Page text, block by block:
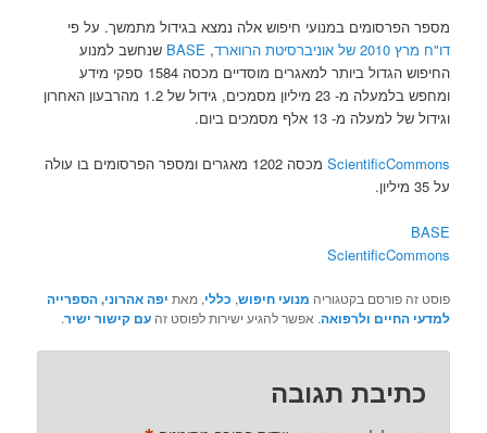
מספר הפרסומים במנועי חיפוש אלה נמצא בגידול מתמשך. על פי
דו"ח מרץ 2010 של אוניברסיטת הרווארד
,
BASE שנחשב למנוע
החיפוש הגדול ביותר למאגרים מוסדיים מכסה 1584 ספקי מידע
ומחפש בלמעלה מ- 23 מיליון מסמכים, גידול של 1.2 מהרבעון האחרון
וגידול של למעלה מ- 13 אלף מסמכים ביום.
ScientificCommons
מכסה 1202 מאגרים ומספר הפרסומים בו עולה
על 35 מיליון.
BASE
ScientificCommons
פוסט זה פורסם בקטגוריה מנועי חיפוש, כללי, מאת יפה אהרוני, הספרייה
למדעי החיים ולרפואה. אפשר להגיע ישירות לפוסט זהעם קישור ישיר.
כתיבת תגובה